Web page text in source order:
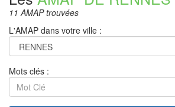
11 AMAP trouvées
L'AMAP dans votre ville :
Mots clés :